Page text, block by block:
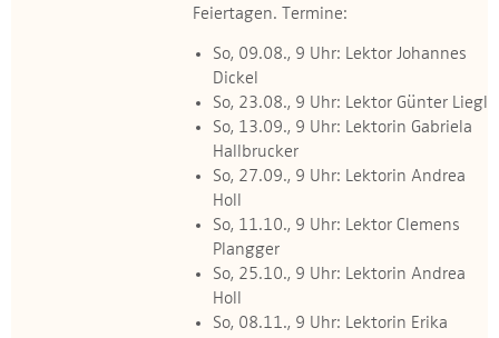
Feiertagen. Termine:
So, 09.08., 9 Uhr: Lektor Johannes
Dickel
So, 23.08., 9 Uhr: Lektor Günter Liegl
So, 13.09., 9 Uhr: Lektorin Gabriela
Hallbrucker
So, 27.09., 9 Uhr: Lektorin Andrea
Holl
So, 11.10., 9 Uhr: Lektor Clemens
Plangger
So, 25.10., 9 Uhr: Lektorin Andrea
Holl
So, 08.11., 9 Uhr: Lektorin Erika